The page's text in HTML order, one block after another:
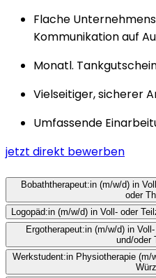
Flache
Kommunikation auf
Monatl.
Vielseitiger, sicherer
Umfassende
jetzt direkt bewerben
Bobaththerapeut:in (m/w/d) in
oder
Logopäd:in (m/w/d) in Voll- oder
Ergotherapeut:in (m/w/d) in
und/oder
Werkstudent:in Physiotherapie (m/